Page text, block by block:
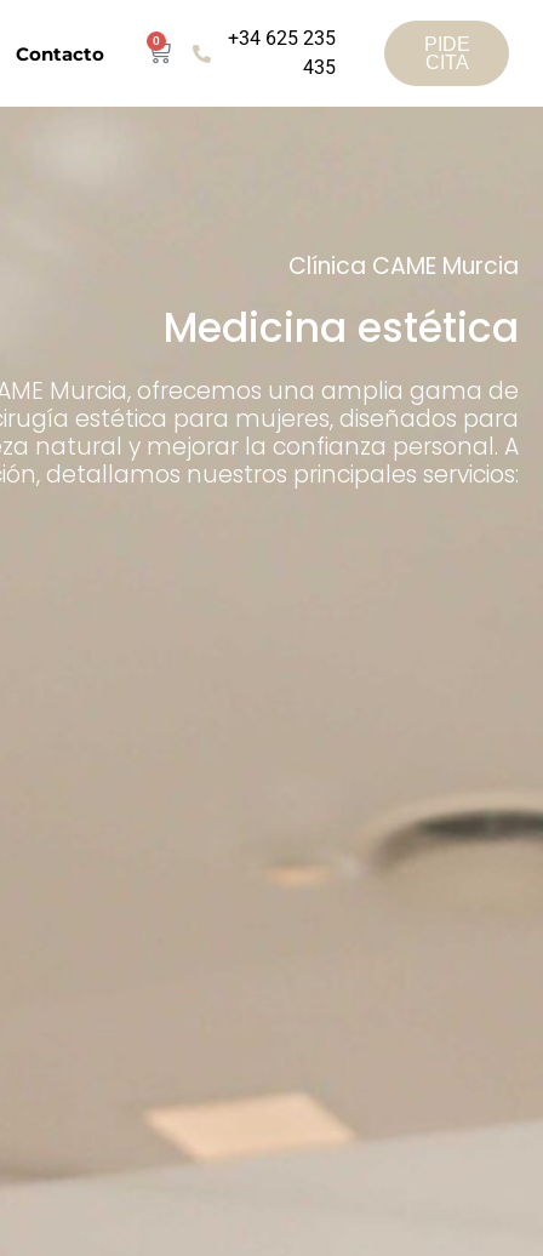
Contacto
0
+34 625 235
435
PIDE
CITA
Clínica CAME Murcia
Medicina estética
Murcia, ofrecemos una amplia gama de
estética para mujeres, diseñados para
natural y mejorar la confianza personal. A
detallamos nuestros principales servicios: